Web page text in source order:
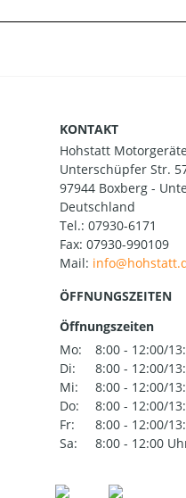
KONTAKT
Hohstatt
Unterschüpfer Str.
97944 Boxberg -
Deutschland
Tel.: 07930-6171
Fax: 07930-990109
Mail:
ÖFFNUNGSZEITEN
Öffnungszeiten
Mo:
8:00 - 12:00/
Di:
8:00 - 12:00/
Mi:
8:00 - 12:00/
Do:
8:00 - 12:00/
Fr:
8:00 - 12:00/
Sa:
8:00 - 12:00